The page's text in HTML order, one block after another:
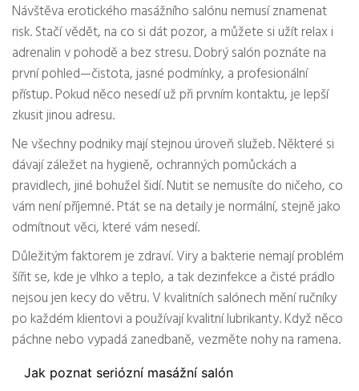
Návštěva erotického masážního salónu nemusí znamenat
risk. Stačí vědět, na co si dát pozor, a můžete si užít relax i
adrenalin v pohodě a bez stresu. Dobrý salón poznáte na
první pohled—čistota, jasné podmínky, a profesionální
přístup. Pokud něco nesedí už při prvním kontaktu, je lepší
zkusit jinou adresu.
Ne všechny podniky mají stejnou úroveň služeb. Některé si
dávají záležet na hygieně, ochranných pomůckách a
pravidlech, jiné bohužel šidí. Nutit se nemusíte do ničeho, co
vám není příjemné. Ptát se na detaily je normální, stejně jako
odmítnout věci, které vám nesedí.
Důležitým faktorem je zdraví. Viry a bakterie nemají problém
šířit se, kde je vlhko a teplo, a tak dezinfekce a čisté prádlo
nejsou jen kecy do větru. V kvalitních salónech mění ručníky
po každém klientovi a používají kvalitní lubrikanty. Když něco
páchne nebo vypadá zanedbaně, vezměte nohy na ramena.
Jak poznat seriózní masážní salón